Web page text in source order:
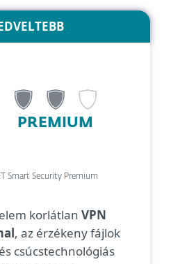
PREMIUM
Smart Security Premium
korlátlan VPN
, az érzékeny fájlok
és csúcstechnológiás